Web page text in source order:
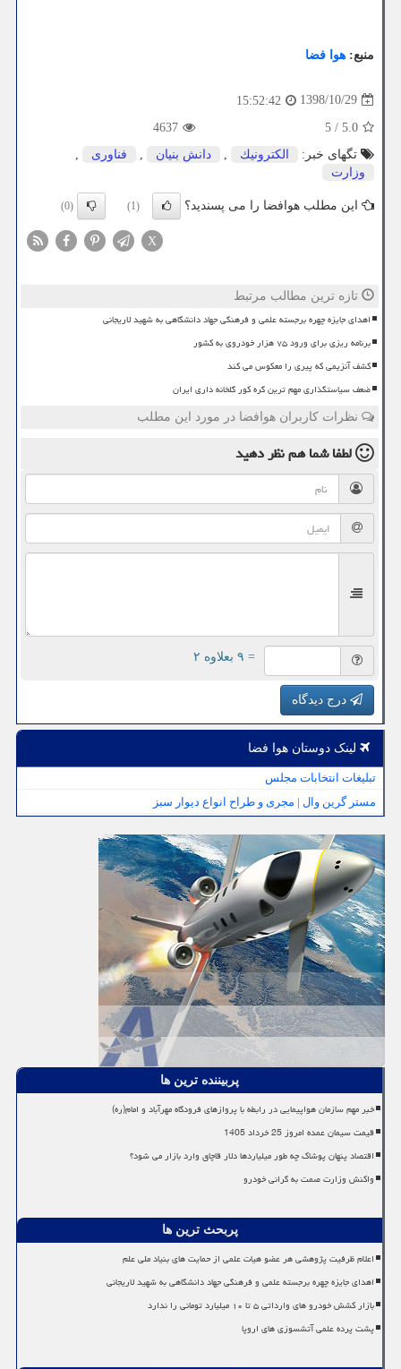
منبع: هوا فضا
1398/10/29
15:52:42
5.0
/
5
4637
تگهای خبر:
الكترونیك , دانش بنیان , فناوری
,
وزارت
این مطلب هوافضا را می پسندید؟ (1)
(0)
X
تازه ترین مطالب مرتبط
اهدای جایزه چهره برجسته علمی و فرهنگی جهاد دانشگاهی به شهید لاریجانی
برنامه ریزی برای ورود ۷۵ هزار خودروی به کشور
کشف آنزیمی که پیری را معکوس می کند
ضعف سیاستگذاری مهم ترین گره کور گلخانه داری ایران
نظرات کاربران هوافضا در مورد این مطلب
لطفا شما همنظر دهید
= ۹ بعلاوه ۲
درج دیدگاه
لینک دوستان هوا فضا
تبلیغات انتخابات مجلس
مستر گرین وال | مجری و طراح انواع دیوار سبز
پربیننده ترین ها
خبر مهم سازمان هواپیمایی در رابطه با پروازهای فرودگاه مهرآباد و امام(ره)
قیمت سیمان عمده امروز 25 خرداد 1405
اقتصاد پنهان پوشاک چه طور میلیاردها دلار قاچاق وارد بازار می شود؟
واکنش وزارت صمت به گرانی خودرو
پربحث ترین ها
اعلام ظرفیت پژوهشی هر عضو هیات علمی از حمایت های بنیاد ملی علم
اهدای جایزه چهره برجسته علمی و فرهنگی جهاد دانشگاهی به شهید لاریجانی
بازار کشش خودرو های وارداتی ۵ تا ۱۰ میلیارد تومانی را ندارد
پشت پرده علمی آتشسوزی های اروپا